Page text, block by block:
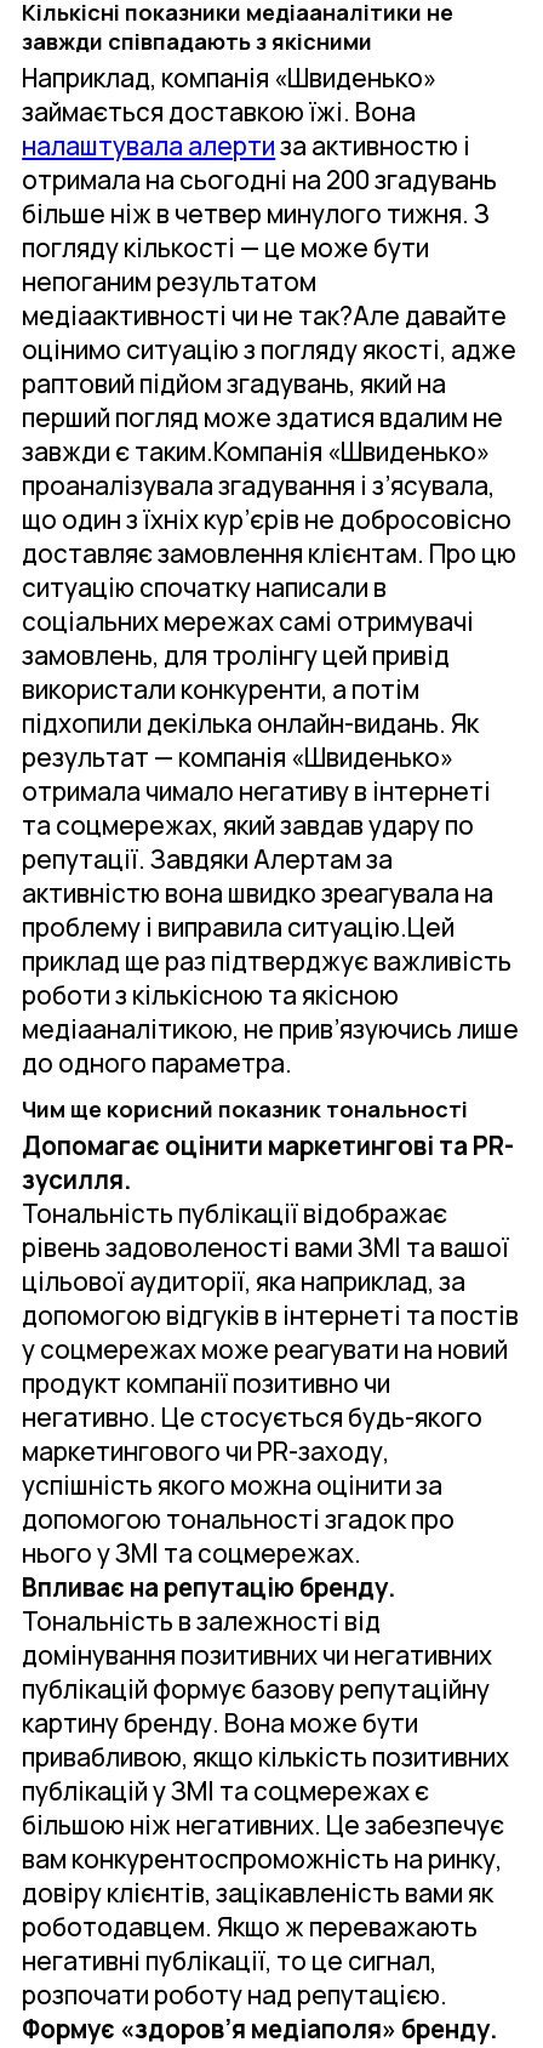
Кількісні показники медіааналітики не
завжди співпадають з якісними
Наприклад, компанія «Швиденько»
займається доставкою їжі. Вона
налаштувала алертиза активностю і
отримала на сьогодні на 200 згадувань
більше ніж в четвер минулого тижня. З
погляду кількості — це може бути
непоганим результатом
медіаактивності чи не так?Але давайте
оцінимо ситуацію з погляду якості, адже
раптовий підйом згадувань, який на
перший погляд може здатися вдалим не
завжди є таким.Компанія «Швиденько»
проаналізувала згадування і з’ясувала,
що один з їхніх кур’єрів не добросовісно
доставляє замовлення клієнтам. Про цю
ситуацію спочатку написали в
соціальних мережах самі отримувачі
замовлень, для тролінгу цей привід
використали конкуренти, а потім
підхопили декілька онлайн-видань. Як
результат — компанія «Швиденько»
отримала чимало негативу в інтернеті
та соцмережах, який завдав удару по
репутації. Завдяки Алертам за
активністю вона швидко зреагувала на
проблему і виправила ситуацію.Цей
приклад ще раз підтверджує важливість
роботи з кількісною та якісною
медіааналітикою, не прив’язуючись лише
до одного параметра.
Чим ще корисний показник тональності
Допомагає оцінити маркетингові та PR-
зусилля.
Тональність публікації відображає
рівень задоволеності вами ЗМІ та вашої
цільової аудиторії, яка наприклад, за
допомогою відгуків в інтернеті та постів
у соцмережах може реагувати на новий
продукт компанії позитивно чи
негативно. Це стосується будь-якого
маркетингового чи PR-заходу,
успішність якого можна оцінити за
допомогою тональності згадок про
нього у ЗМІ та соцмережах.
Впливає на репутацію бренду.
Тональність в залежності від
домінування позитивних чи негативних
публікацій формує базову репутаційну
картину бренду. Вона може бути
привабливою, якщо кількість позитивних
публікацій у ЗМІ та соцмережах є
більшою ніж негативних. Це забезпечує
вам конкурентоспроможність на ринку,
довіру клієнтів, зацікавленість вами як
роботодавцем. Якщо ж переважають
негативні публікації, то це сигнал,
розпочати роботу над репутацією.
Формує «здоров’я медіаполя» бренду.